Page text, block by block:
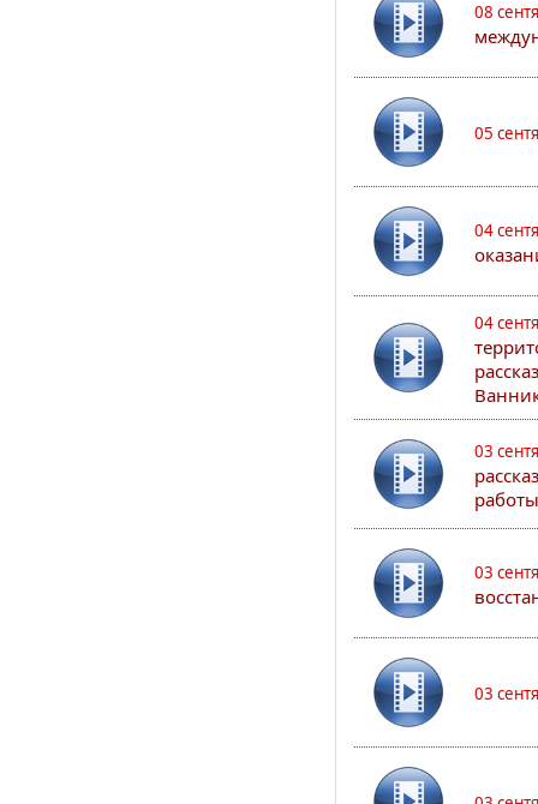
08
05
04
04
03
03
03